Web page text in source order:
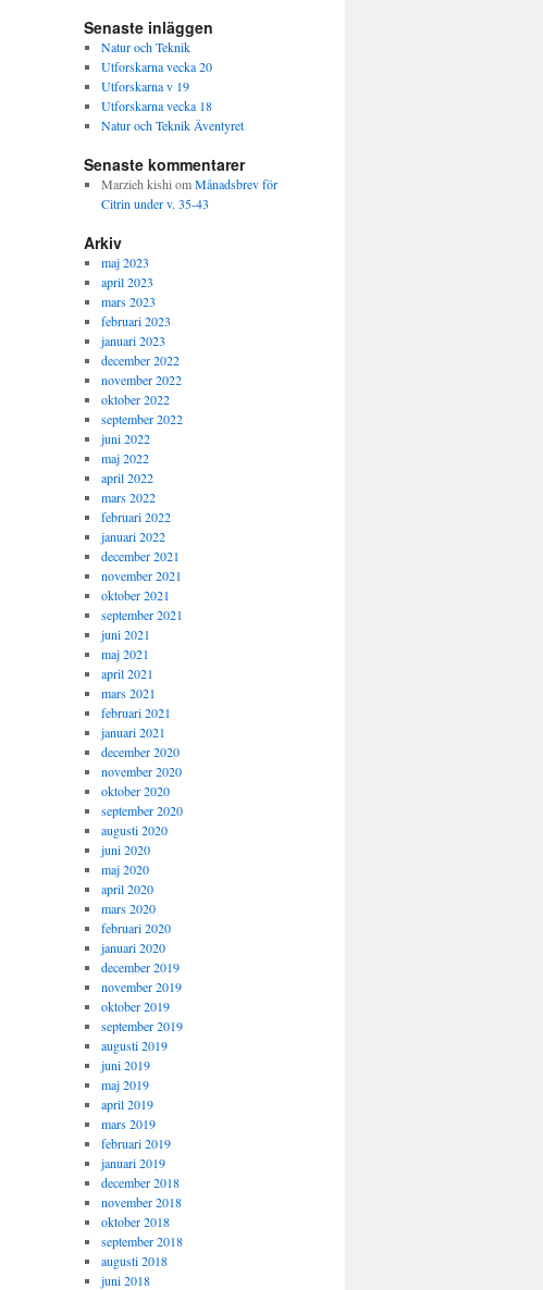
Senaste inläggen
Natur och Teknik
Utforskarna vecka 20
Utforskarna v 19
Utforskarna vecka 18
Natur och Teknik Äventyret
Senaste kommentarer
Marzieh kishi omMånadsbrev för
Citrin under v. 35-43
Arkiv
maj 2023
april 2023
mars 2023
februari 2023
januari 2023
december 2022
november 2022
oktober 2022
september 2022
juni 2022
maj 2022
april 2022
mars 2022
februari 2022
januari 2022
december 2021
november 2021
oktober 2021
september 2021
juni 2021
maj 2021
april 2021
mars 2021
februari 2021
januari 2021
december 2020
november 2020
oktober 2020
september 2020
augusti 2020
juni 2020
maj 2020
april 2020
mars 2020
februari 2020
januari 2020
december 2019
november 2019
oktober 2019
september 2019
augusti 2019
juni 2019
maj 2019
april 2019
mars 2019
februari 2019
januari 2019
december 2018
november 2018
oktober 2018
september 2018
augusti 2018
juni 2018